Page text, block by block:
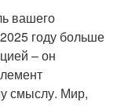
вашего
году больше
– он
смыслу. Мир,